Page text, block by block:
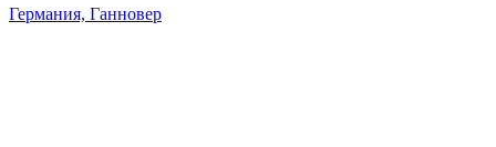
Германия, Ганновер